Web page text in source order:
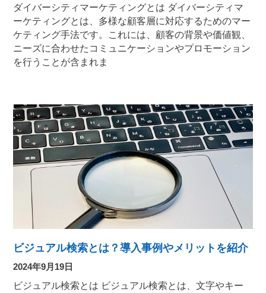
ダイバーシティマーケティングとは ダイバーシティマ
ーケティングとは、多様な顧客層に対応するためのマー
ケティング手法です。これには、顧客の背景や価値観、
ニーズに合わせたコミュニケーションやプロモーション
を行うことが含まれま
ビジュアル検索とは？導入事例やメリットを紹介
2024年9月19日
ビジュアル検索とは ビジュアル検索とは、文字やキー